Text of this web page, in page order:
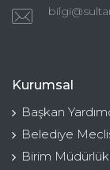
Kurumsal
Başkan
Belediye
Birim